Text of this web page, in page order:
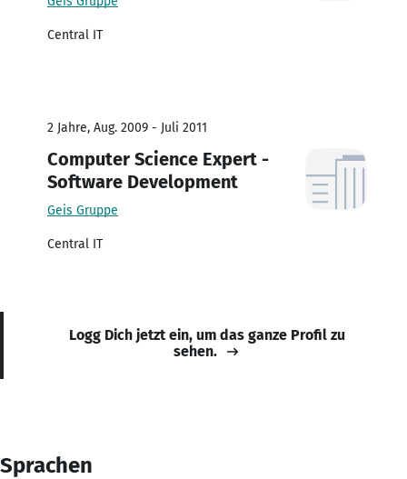
Central IT
2 Jahre, Aug. 2009 - Juli 2011
Computer Science Expert -
Software Development
Geis Gruppe
Central IT
Logg Dich jetzt ein, um das ganze Profil zu
sehen.
Sprachen